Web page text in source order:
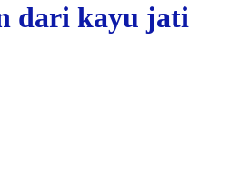
dari kayu jati